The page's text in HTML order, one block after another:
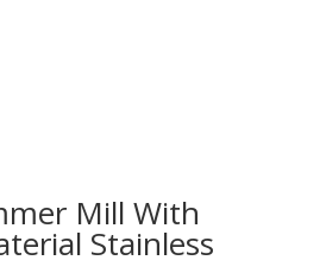
Mill With
Stainless